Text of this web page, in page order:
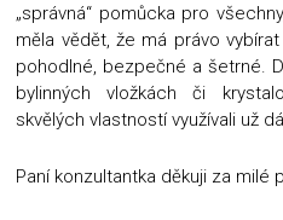
„správná“ pomůcka pro
měla vědět, že má právo
pohodlné, bezpečné a šetrné.
bylinných vložkách či
skvělých vlastností využívali už
Paní konzultantka děkuji za milé